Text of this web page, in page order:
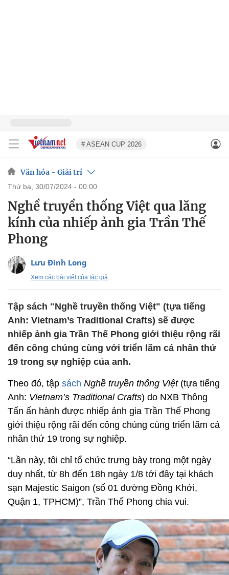
# ASEAN CUP 2026
Văn hóa - Giải trí
thứ ba, 30/07/2024 - 00:00
Nghề truyền thống Việt qua lăng
kính của nhiếp ảnh gia Trần Thế
Phong
Lưu Đình Long
Xem các bài viết của tác giả
Tập sách "Nghề truyền thống Việt" (tựa tiếng
Anh: Vietnam’s Traditional Crafts) sẽ được
nhiếp ảnh gia Trần Thế Phong giới thiệu rộng rãi
đến công chúng cùng với triển lãm cá nhân thứ
19 trong sự nghiệp của anh.
Theo đó, tập sách Nghề truyền thống Việt(tựa tiếng
Anh: Vietnam’s Traditional Crafts) do NXB Thông
Tấn ấn hành được nhiếp ảnh gia Trần Thế Phong
giới thiệu rộng rãi đến công chúng cùng triển lãm cá
nhân thứ 19 trong sự nghiệp.
“Lần này, tôi chỉ tổ chức trưng bày trong một ngày
duy nhất, từ 8h đến 18h ngày 1/8 tới đây tại khách
sạn Majestic Saigon (số 01 đường Đồng Khởi,
Quận 1, TPHCM)”, Trần Thế Phong chia vui.